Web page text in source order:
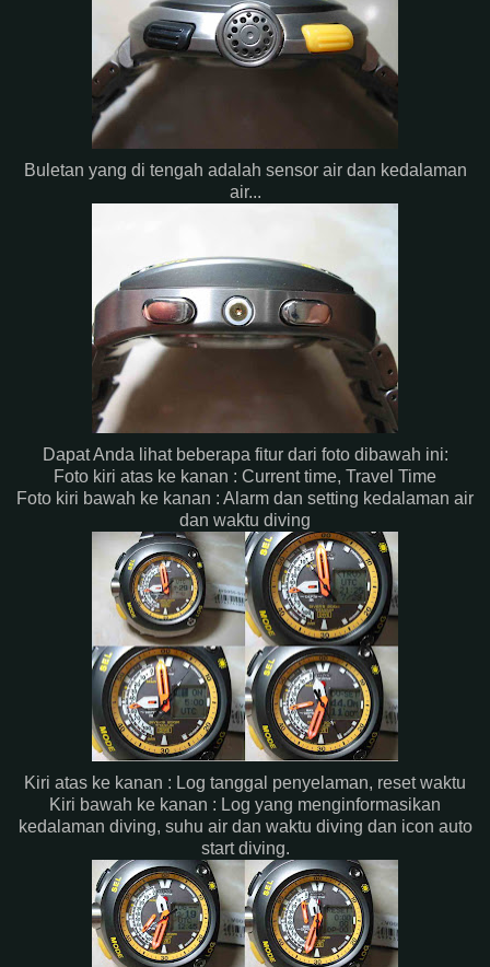
Buletan yang di tengah adalah sensor air dan kedalaman
air...
Dapat Anda lihat beberapa fitur dari foto dibawah ini:
Foto kiri atas ke kanan : Current time, Travel Time
Foto kiri bawah ke kanan : Alarm dan setting kedalaman air
dan waktu diving
Kiri atas ke kanan : Log tanggal penyelaman, reset waktu
Kiri bawah ke kanan : Log yang menginformasikan
kedalaman diving, suhu air dan waktu diving dan icon auto
start diving.